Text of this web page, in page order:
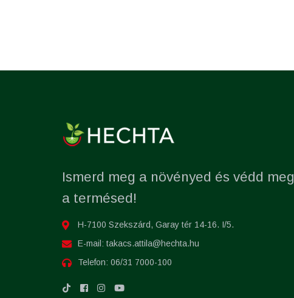
Ismerd meg a növényed és védd meg
a termésed!
H-7100 Szekszárd, Garay tér 14-16. I/5.
E-mail: takacs.attila@hechta.hu
Telefon: 06/31 7000-100